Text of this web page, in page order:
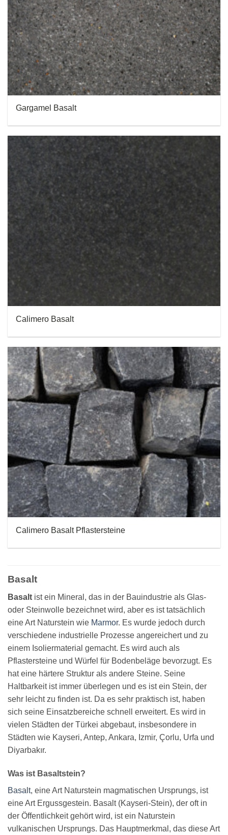
Gargamel Basalt
Calimero Basalt
Calimero Basalt Pflastersteine
Basalt
Basalt ist ein Mineral, das in der Bauindustrie als Glas-
oder Steinwolle bezeichnet wird, aber es ist tatsächlich
eine Art Naturstein wie Marmor. Es wurde jedoch durch
verschiedene industrielle Prozesse angereichert und zu
einem Isoliermaterial gemacht. Es wird auch als
Pflastersteine und Würfel für Bodenbeläge bevorzugt. Es
hat eine härtere Struktur als andere Steine. Seine
Haltbarkeit ist immer überlegen und es ist ein Stein, der
sehr leicht zu finden ist. Da es sehr praktisch ist, haben
sich seine Einsatzbereiche schnell erweitert. Es wird in
vielen Städten der Türkei abgebaut, insbesondere in
Städten wie Kayseri, Antep, Ankara, Izmir, Çorlu, Urfa und
Diyarbakır.
Was ist Basaltstein?
Basalt, eine Art Naturstein magmatischen Ursprungs, ist
eine Art Ergussgestein. Basalt (Kayseri-Stein), der oft in
der Öffentlichkeit gehört wird, ist ein Naturstein
vulkanischen Ursprungs. Das Hauptmerkmal, das diese Art